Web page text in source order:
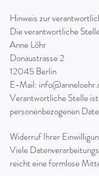
Hinweis zur
Die verantwortliche
Anne Löhr
Donaustrasse 2
12045 Berlin
E-Mail:
Verantwortliche Stelle
personenbezogenen
Widerruf Ihrer
Viele
reicht eine formlose